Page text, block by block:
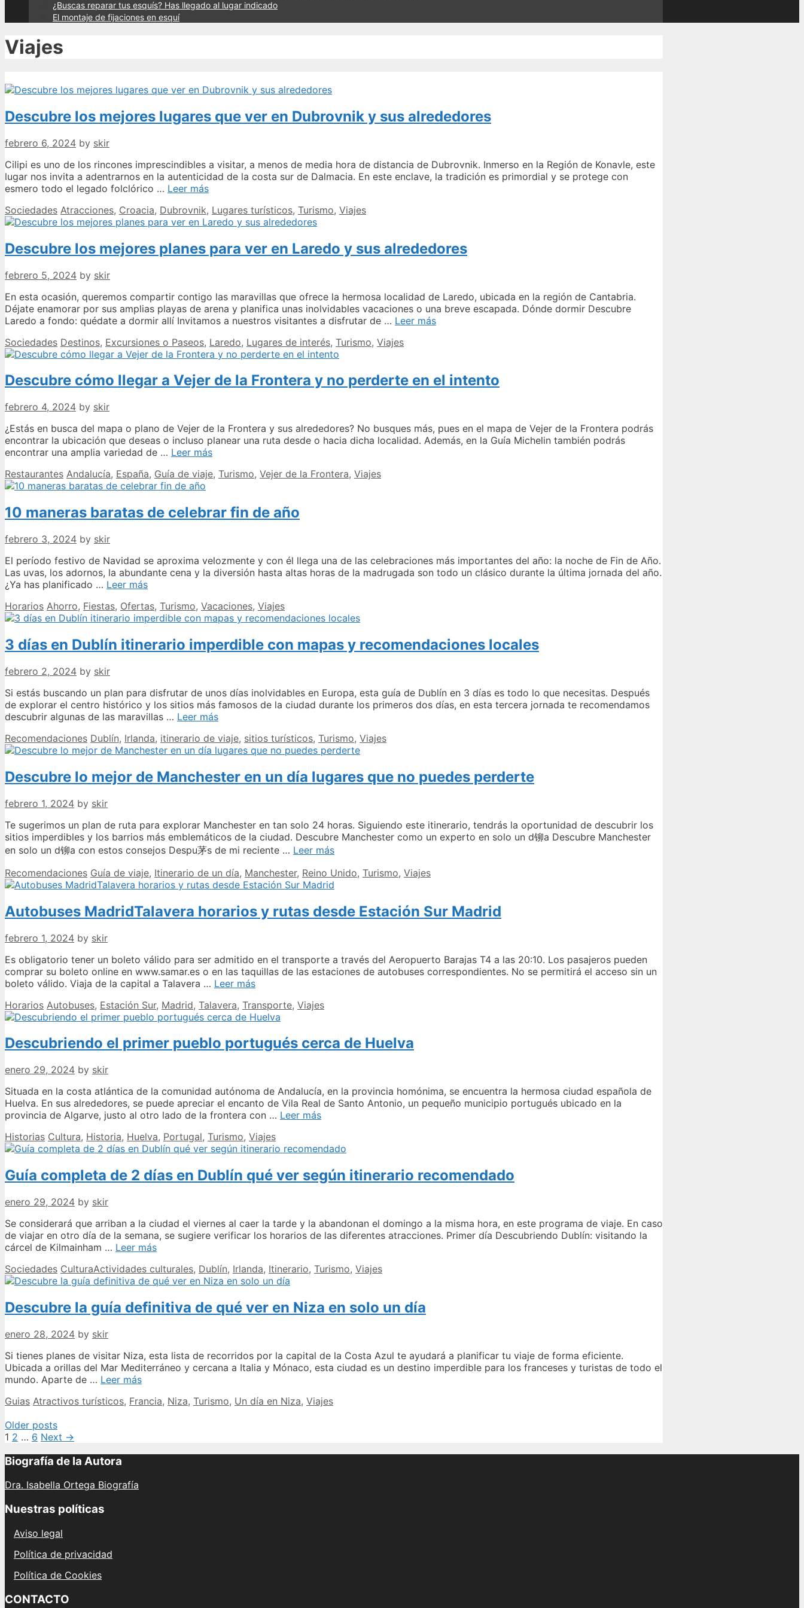
¿Buscas reparar tus esquís? Has llegado al lugar indicado
El montaje de fijaciones en esquí
Viajes
Descubre los mejores lugares que ver en Dubrovnik y sus alrededores
febrero 6, 2024 by skir
Cilipi es uno de los rincones imprescindibles a visitar, a menos de media hora de distancia de Dubrovnik. Inmerso en la Región de Konavle, este
lugar nos invita a adentrarnos en la autenticidad de la costa sur de Dalmacia. En este enclave, la tradición es primordial y se protege con
esmero todo el legado folclórico … Leer másDescubre
mejores
lugares
ver
en
sus
alrededores
Categories
Sociedades Tags
Atracciones, Croacia, Dubrovnik, Lugares turísticos, Turismo, Viajes
Descubre los mejores planes para ver en Laredo y sus alrededores
febrero 5, 2024 by skir
En esta ocasión, queremos compartir contigo las maravillas que ofrece la hermosa localidad de Laredo, ubicada en la región de Cantabria.
Déjate enamorar por sus amplias playas de arena y planifica unas inolvidables vacaciones o una breve escapada. Dónde dormir Descubre
Laredo a fondo: quédate a dormir allí Invitamos a nuestros visitantes a disfrutar de … Leer másDescubre
ver
en
sus
alrededores
Categories
Sociedades Tags
Destinos, Excursiones o Paseos, Laredo, Lugares de interés, Turismo, Viajes
Descubre cómo llegar a Vejer de la Frontera y no perderte en el intento
febrero 4, 2024 by skir
¿Estás en busca del mapa o plano de Vejer de la Frontera y sus alrededores? No busques más, pues en el mapa de Vejer de la Frontera podrás
encontrar la ubicación que deseas o incluso planear una ruta desde o hacia dicha localidad. Además, en la Guía Michelin también podrás
encontrar una amplia variedad de … Leer másDescubre
llegar
de
la
no
perderte
intento
Categories
Restaurantes Tags
Andalucía, España, Guía de viaje, Turismo, Vejer de la Frontera, Viajes
10 maneras baratas de celebrar fin de año
febrero 3, 2024 by skir
El período festivo de Navidad se aproxima velozmente y con él llega una de las celebraciones más importantes del año: la noche de Fin de Año.
Las uvas, los adornos, la abundante cena y la diversión hasta altas horas de la madrugada son todo un clásico durante la última jornada del año.
¿Ya has planificado … Leer más10
baratas
de
fin
de
Categories
Horarios Tags
Ahorro, Fiestas, Ofertas, Turismo, Vacaciones, Viajes
3 días en Dublín itinerario imperdible con mapas y recomendaciones locales
febrero 2, 2024 by skir
Si estás buscando un plan para disfrutar de unos días inolvidables en Europa, esta guía de Dublín en 3 días es todo lo que necesitas. Después
de explorar el centro histórico y los sitios más famosos de la ciudad durante los primeros dos días, en esta tercera jornada te recomendamos
descubrir algunas de las maravillas … Leer más3
en
Dublín
imperdible
con
recomendaciones
locales
Categories
Recomendaciones Tags
Dublín, Irlanda, itinerario de viaje, sitios turísticos, Turismo, Viajes
Descubre lo mejor de Manchester en un día lugares que no puedes perderte
febrero 1, 2024 by skir
Te sugerimos un plan de ruta para explorar Manchester en tan solo 24 horas. Siguiendo este itinerario, tendrás la oportunidad de descubrir los
sitios imperdibles y los barrios más emblemáticos de la ciudad. Descubre Manchester como un experto en solo un d铆a Descubre Manchester
en solo un d铆a con estos consejos Despu茅s de mi reciente … Leer másDescubre
mejor
en
un
que
no
Categories
Recomendaciones Tags
Guía de viaje, Itinerario de un día, Manchester, Reino Unido, Turismo, Viajes
Autobuses MadridTalavera horarios y rutas desde Estación Sur Madrid
febrero 1, 2024 by skir
Es obligatorio tener un boleto válido para ser admitido en el transporte a través del Aeropuerto Barajas T4 a las 20:10. Los pasajeros pueden
comprar su boleto online en www.samar.es o en las taquillas de las estaciones de autobuses correspondientes. No se permitirá el acceso sin un
boleto válido. Viaja de la capital a Talavera … Leer másAutobuses
horarios
y
desde
Estación
Categories
Horarios Tags
Autobuses, Estación Sur, Madrid, Talavera, Transporte, Viajes
Descubriendo el primer pueblo portugués cerca de Huelva
enero 29, 2024 by skir
Situada en la costa atlántica de la comunidad autónoma de Andalucía, en la provincia homónima, se encuentra la hermosa ciudad española de
Huelva. En sus alrededores, se puede apreciar el encanto de Vila Real de Santo Antonio, un pequeño municipio portugués ubicado en la
provincia de Algarve, justo al otro lado de la frontera con … Leer másDescubriendo
pueblo
cerca
de
Categories
Historias Tags
Cultura, Historia, Huelva, Portugal, Turismo, Viajes
Guía completa de 2 días en Dublín qué ver según itinerario recomendado
enero 29, 2024 by skir
Se considerará que arriban a la ciudad el viernes al caer la tarde y la abandonan el domingo a la misma hora, en este programa de viaje. En caso
de viajar en otro día de la semana, se sugiere verificar los horarios de las diferentes atracciones. Primer día Descubriendo Dublín: visitando la
cárcel de Kilmainham … Leer másGuía
de
2
en
Dublín
según
itinerario
Categories
Sociedades Tags
CulturaActividades culturales, Dublín, Irlanda, Itinerario, Turismo, Viajes
Descubre la guía definitiva de qué ver en Niza en solo un día
enero 28, 2024 by skir
Si tienes planes de visitar Niza, esta lista de recorridos por la capital de la Costa Azul te ayudará a planificar tu viaje de forma eficiente.
Ubicada a orillas del Mar Mediterráneo y cercana a Italia y Mónaco, esta ciudad es un destino imperdible para los franceses y turistas de todo el
mundo. Aparte de … Leer másDescubre
guía
Categories
Guias Tags
Atractivos turísticos, Francia, Niza, Turismo, Un día en Niza, Viajes
Post
navigation
Older posts
1 2 … 6 Next →
Biografía de la Autora
Dra. Isabella Ortega Biografía
Nuestras políticas
Aviso legal
Política de privacidad
Política de Cookies
CONTACTO